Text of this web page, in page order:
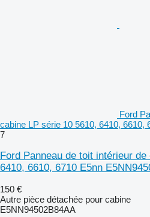
Ford
cabine LP série 10 5610, 6410, 6610,
7
Ford Panneau de toit intérieur
6410, 6610, 6710 E5nn
150 €
Autre pièce détachée pour cabine
E5NN94502B84AA